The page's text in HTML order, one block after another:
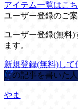
アイテム一覧はこ
ユーザー登録のご
ユーザー登録(無料)
ます。
新規登録(無料)して
この記事を書いた人
やま